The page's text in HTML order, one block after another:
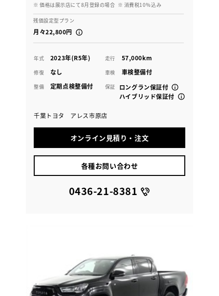
※ 価格は展示店にて8月登録の場合 ※ 消費税10％込み
残価設定型プラン
月々22,800円
年式 2023年(R5年) 走行 57,000km
修復 なし 車検 車検整備付
整備 定期点検整備付 保証
ロングラン保証付
ハイブリッド保証付
千葉トヨタ アレス市原店
オンライン見積り・注文
各種お問い合わせ
0436-21-8381